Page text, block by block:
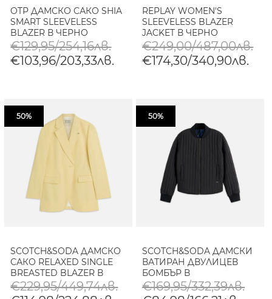
OTP ДАМСКО САКО SHIA
SMART SLEEVELESS
BLAZER В ЧЕРНО
€129,95/254,16лв.
€103,96/203,33лв.
REPLAY WOMEN'S
SLEEVELESS BLAZER
JACKET В ЧЕРНО
€249,00/487,00лв.
€174,30/340,90лв.
50%
SCOTCH&SODA ДАМСКО
САКО RELAXED SINGLE
BREASTED BLAZER В
ЖЪЛТО
€229,95/449,74лв.
50%
SCOTCH&SODA ДАМСКИ
ВАТИРАН ДВУЛИЦЕВ
БОМБЪР В
КОМБИНАЦИЯ
€169,95/332,39лв.